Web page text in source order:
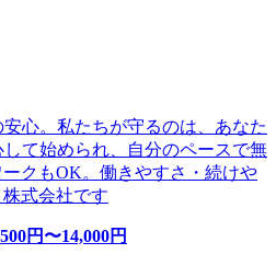
安心。私たちが守るのは、あなた
て始められ、自分のペースで無
クもOK。働きやすさ・続けや
式会社です
円〜14,000円